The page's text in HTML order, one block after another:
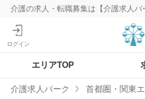
介護の求人・転職募集は【介護求人パ
エリアTOP
介護求人パーク 首都圏・関東